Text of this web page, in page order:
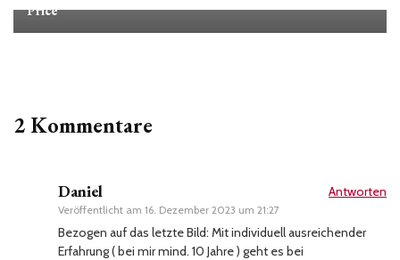
Price“
2 Kommentare
Daniel
Veröffentlicht am 16. Dezember 2023 um 21:27
Antworten
Bezogen auf das letzte Bild: Mit individuell ausreichender
Erfahrung ( bei mir mind. 10 Jahre ) geht es bei